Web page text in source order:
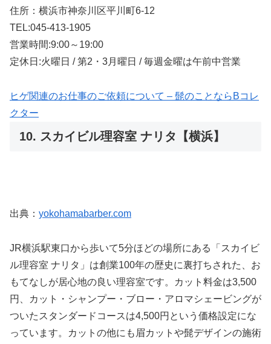
住所：横浜市神奈川区平川町6-12
TEL:045-413-1905
営業時間:9:00～19:00
定休日:火曜日 / 第2・3月曜日 / 毎週金曜は午前中営業
ヒゲ関連のお仕事のご依頼について – 髭のことならBコレ
クター
10. スカイビル理容室 ナリタ【横浜】
出典： yokohamabarber.com
JR横浜駅東口から歩いて5分ほどの場所にある「スカイビ
ル理容室 ナリタ」は創業100年の歴史に裏打ちされた、お
もてなしが居心地の良い理容室です。カット料金は3,500
円、カット・シャンプー・ブロー・アロマシェービングが
ついたスタンダードコースは4,500円という価格設定にな
っています。カットの他にも眉カットや髭デザインの施術